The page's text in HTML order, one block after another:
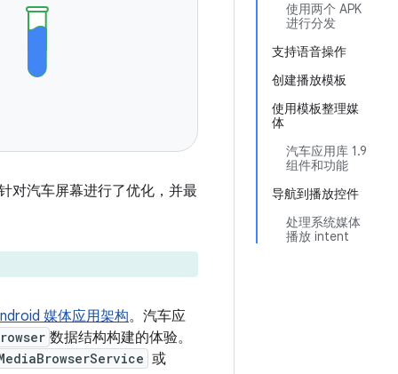
使用两个 APK
进行分发
支持语音操作
创建播放模板
使用模板整理媒
体
汽车应用库 1.9
组件和功能
导航到播放控件
处理系统媒体
播放 intent
对汽车屏幕进行了优化，并最
媒体应用架构。汽车应
数据结构构建的体验。
或